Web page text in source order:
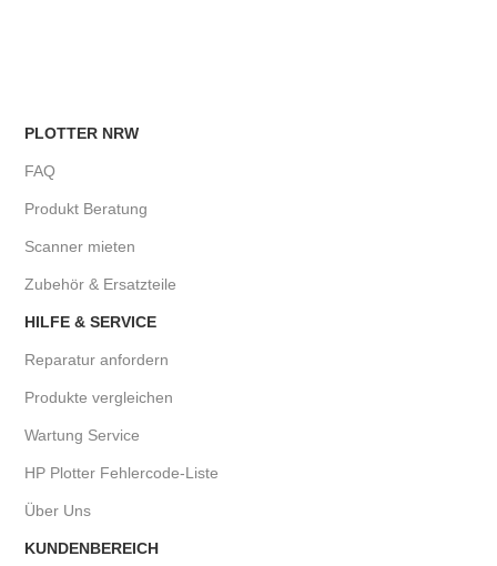
PLOTTER NRW
FAQ
Produkt Beratung
Scanner mieten
Zubehör & Ersatzteile
HILFE & SERVICE
Reparatur anfordern
Produkte vergleichen
Wartung Service
HP Plotter Fehlercode-Liste
Über Uns
KUNDENBEREICH